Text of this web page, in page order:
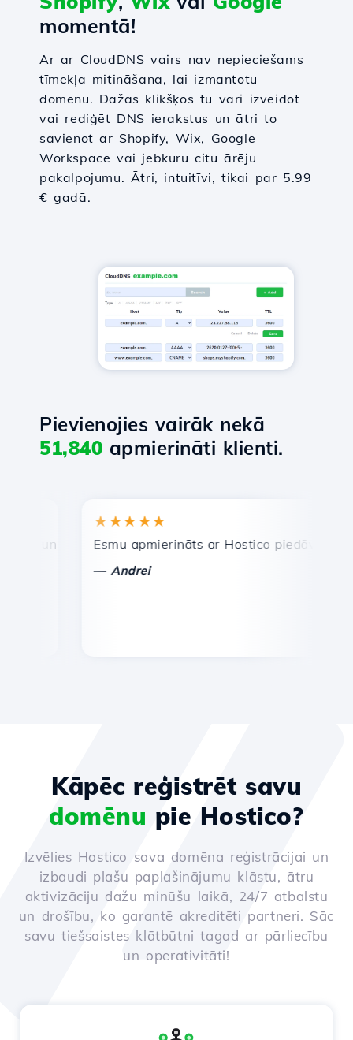
momentā!
Ar ar CloudDNS vairs nav nepieciešams
tīmekļa mitināšana, lai izmantotu
domēnu. Dažās klikšķos tu vari izveidot
vai rediģēt DNS ierakstus un ātri to
savienot ar Shopify, Wix, Google
Workspace vai jebkuru citu ārēju
pakalpojumu. Ātri, intuitīvi, tikai par 5.99
€ gadā.
Pievienojies vairāk nekā
51,840 apmierināti klienti.
un efektīva tehniskā atbalsta dienests.
★★★★★
Esmu apmierināts ar Hostico piedāvātajiem
Andrei
Kāpēc reģistrēt savu
domēnu pie Hostico?
Izvēlies Hostico sava domēna reģistrācijai un
izbaudi plašu paplašinājumu klāstu, ātru
aktivizāciju dažu minūšu laikā, 24/7 atbalstu
un drošību, ko garantē akreditēti partneri. Sāc
savu tiešsaistes klātbūtni tagad ar pārliecību
un operativitāti!